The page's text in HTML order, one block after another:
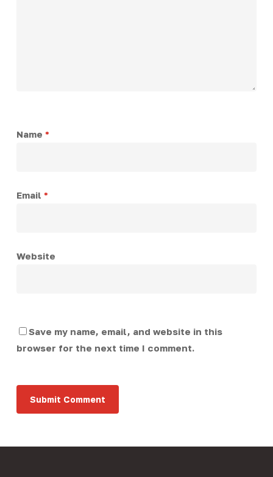
Name *
Email *
Website
Save my name, email, and website in this
browser for the next time I comment.